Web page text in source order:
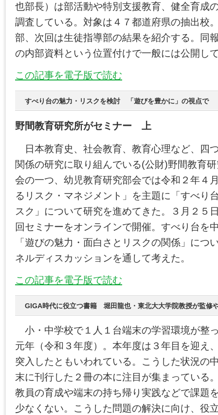
也部長）は部活動や特別支援教育、健全育成
調査している。対象は４７都道府県の抽出校
部、次回は生徒指導部の結果を紹介する。同
の内部資料という位置付けで一般には公開し
この記事を電子版で読む
すべり台の魅力・リスクを検討 「遊びを豊かに」の視点で
野間教育研究所がセミナー 上
日本教育史、社会教育、教育心理など、四
関係の研究に取り組んでいる(公財)野間教育
会の一つ、幼児教育研究部会では令和２年４
るリスク・マネジメント」を主題に「すべり
スク」について研究を進めてきた。３月２５
回セミナーをオンラインで開催。すべり台を
「遊びの魅力・面白さとリスクの関係」につ
ネルディスカッションを通して考えた。
この記事を電子版で読む
GIGA時代に役立つ書籍 堀田龍也・東北大大学院教授が監修
小・中学校で１人１台端末の学習環境が整
元年（令和３年度）。本年度は３年目を迎え
突入したともいわれている。こうした状況の
末に刊行した２冊の本に注目が集まっている
教員の育成や端末の持ち帰り実践などで課題
少なくない。こうした問題の解決に向け、役